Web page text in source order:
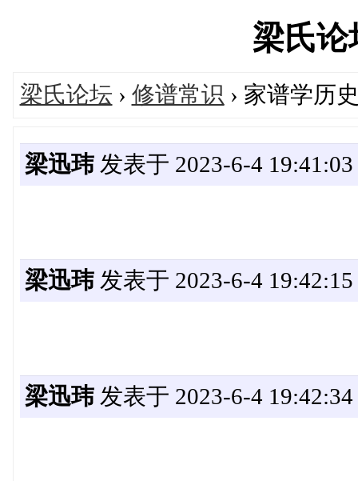
梁氏
梁氏论坛 › 修谱常识 › 家谱学历
梁迅玮发表于 2023-6-4 19:41:03
梁迅玮发表于 2023-6-4 19:42:15
梁迅玮发表于 2023-6-4 19:42:34